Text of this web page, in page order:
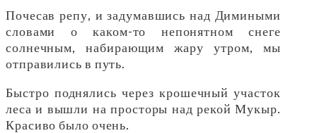
Почесав репу, и задумавшись над Димиными
словами о каком-то непонятном снеге
солнечным, набирающим жару утром, мы
отправились в путь.
Быстро поднялись через крошечный участок
леса и вышли на просторы над рекой Мукыр.
Красиво было очень.